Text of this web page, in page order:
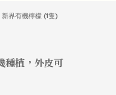
新界有機檸檬 (1隻)
種植，外皮可